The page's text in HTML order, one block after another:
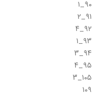
۹۰_۱
۹۱_۲
۹۲_۴
۹۳_۱
۹۴_۳
۹۵_۴
۱۰۵_۳
۱۰۹